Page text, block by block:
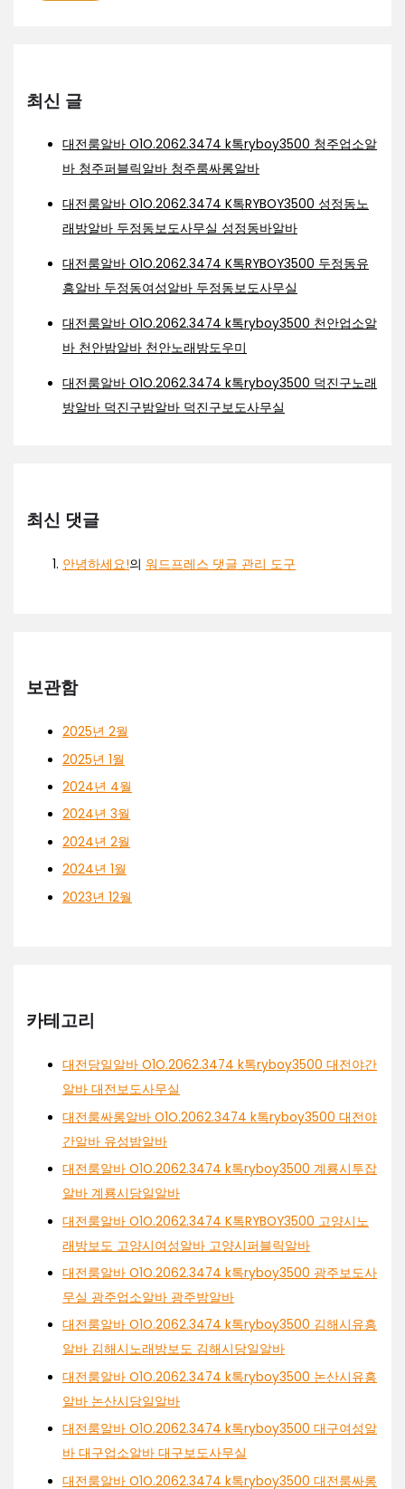
최신 글
대전룸알바 O1O.2062.3474 k톡ryboy3500 청주업소알
바 청주퍼블릭알바 청주룸싸롱알바
대전룸알바 O1O.2062.3474 K톡RYBOY3500 성정동노
래방알바 두정동보도사무실 성정동바알바
대전룸알바 O1O.2062.3474 K톡RYBOY3500 두정동유
흥알바 두정동여성알바 두정동보도사무실
대전룸알바 O1O.2062.3474 k톡ryboy3500 천안업소알
바 천안밤알바 천안노래방도우미
대전룸알바 O1O.2062.3474 k톡ryboy3500 덕진구노래
방알바 덕진구밤알바 덕진구보도사무실
최신 댓글
안녕하세요!의워드프레스 댓글 관리 도구
보관함
2025년 2월
2025년 1월
2024년 4월
2024년 3월
2024년 2월
2024년 1월
2023년 12월
카테고리
대전당일알바 O1O.2062.3474 k톡ryboy3500 대전야간
알바 대전보도사무실
대전룸싸롱알바 O1O.2062.3474 k톡ryboy3500 대전야
간알바 유성밤알바
대전룸알바 O1O.2062.3474 k톡ryboy3500 계룡시투잡
알바 계룡시당일알바
대전룸알바 O1O.2062.3474 K톡RYBOY3500 고양시노
래방보도 고양시여성알바 고양시퍼블릭알바
대전룸알바 O1O.2062.3474 k톡ryboy3500 광주보도사
무실 광주업소알바 광주밤알바
대전룸알바 O1O.2062.3474 k톡ryboy3500 김해시유흥
알바 김해시노래방보도 김해시당일알바
대전룸알바 O1O.2062.3474 k톡ryboy3500 논산시유흥
알바 논산시당일알바
대전룸알바 O1O.2062.3474 k톡ryboy3500 대구여성알
바 대구업소알바 대구보도사무실
대전룸알바 O1O.2062.3474 k톡ryboy3500 대전룸싸롱